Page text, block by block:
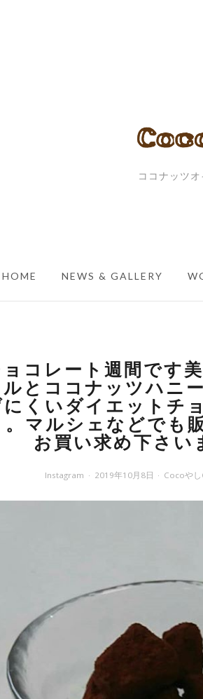
ココナッツ
HOME NEWS & GALLERY
コレート週間です
とココナッツハニ
くいダイエットチ
。マルシェなどでも
お買い求め下さい
Instagram 2019年10月8日 Cocoや